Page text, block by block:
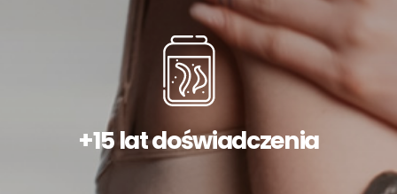
+15 lat doświadczenia